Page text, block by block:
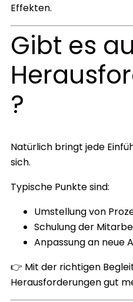
Effekten.
Gibt es
?
Natürlich bringt jede
sich.
Typische Punkte sind:
Umstellung von
Schulung der
Anpassung an neue
👉 Mit der richtigen
Herausforderungen gut